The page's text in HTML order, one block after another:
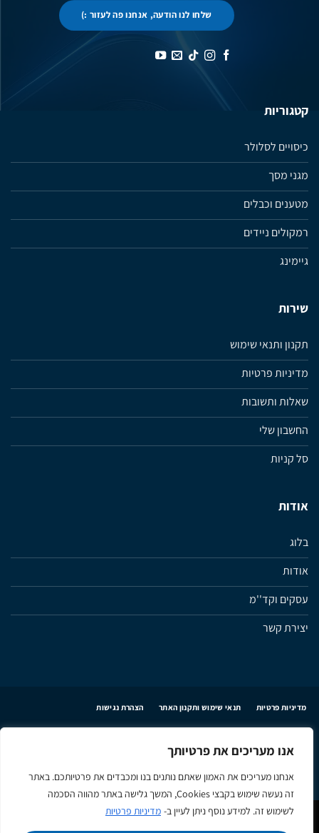
אנו מעריכים את פרטיותך
אנחנו מעריכים את האמון שאתם נותנים בנו ומכבדים את פרטיותכם. באתר
זה נעשה שימוש בקבצי Cookies, המשך גלישה באתר מהווה הסכמה
לשימוש זה. למידע נוסף ניתן לעיין ב- מדיניות פרטיות
שלחו לנו הודעה, אנחנו פה לעזור :)
קטגוריות
כיסויים לסלולר
מגני מסך
מטענים וכבלים
רמקולים ניידים
גיימינג
שירות
תקנון ותנאי שימוש
מדיניות פרטיות
שאלות ותשובות
החשבון שלי
סל קניות
אודות
בלוג
אודות
עסקים וקד''מ
יצירת קשר
מדיניות פרטיות תנאי שימוש ותקנון האתר הצהרת נגישות
Pay
Pay
כל הזכויות שמורות 2026 © Y-NOT